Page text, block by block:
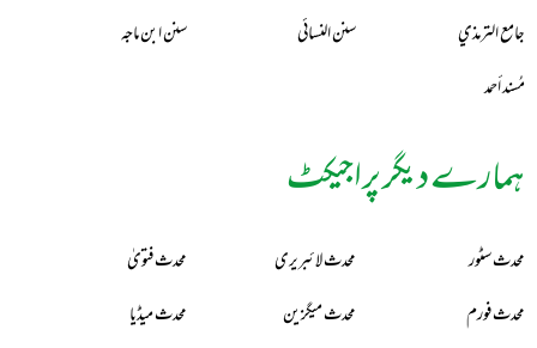
جامع الترمذي
سنن النسائي
سنن ابن ماجه
مُسند أحمد
ہمارے دیگر پراجیکٹ
محدث سٹور محدث لائبریری
محدث فتویٰ
محدث فورم
محدث میگزین محدث میڈیا